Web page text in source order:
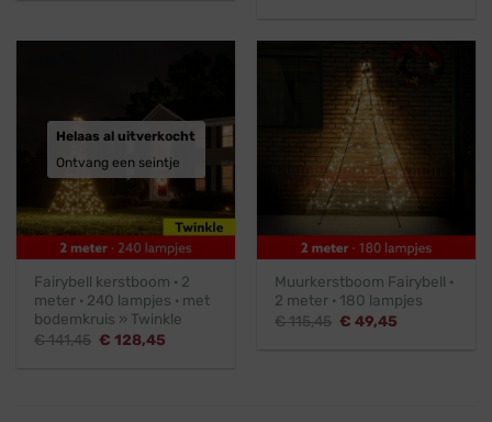
Helaas al uitverkocht
Ontvang een seintje
Fairybell kerstboom · 2
meter · 240 lampjes · met
bodemkruis » Twinkle
€141,45 Oorspronkelijke
€ 128,45
Muurkerstboom Fairybell ·
2 meter · 180 lampjes
€115,45 Oorspronkelijke
€ 49,45